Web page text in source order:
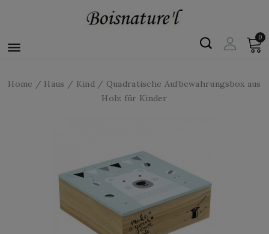

0
Home Haus Kind
Quadratische Aufbewahrungsbox aus
Holz für Kinder